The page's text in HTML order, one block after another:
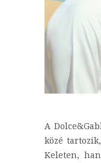
A
közé
Keleten,